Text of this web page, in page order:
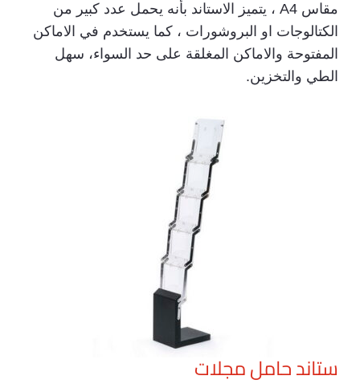
مقاس A4 ، يتميز الاستاند بأنه يحمل عدد كبير من
الكتالوجات او البروشورات ، كما يستخدم في الاماكن
المفتوحة والاماكن المغلقة على حد السواء، سهل
الطي والتخزين.
ستاند حامل مجلات